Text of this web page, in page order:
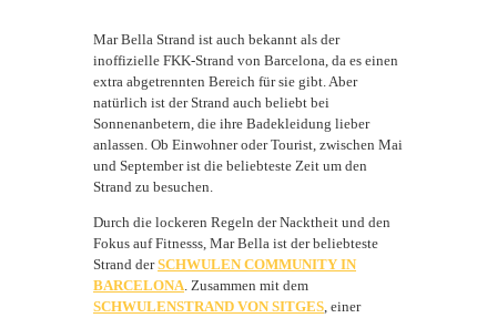
Mar Bella Strand ist auch bekannt als der
inoffizielle FKK-Strand von Barcelona, da es einen
extra abgetrennten Bereich für sie gibt. Aber
natürlich ist der Strand auch beliebt bei
Sonnenanbetern, die ihre Badekleidung lieber
anlassen. Ob Einwohner oder Tourist, zwischen Mai
und September ist die beliebteste Zeit um den
Strand zu besuchen.
Durch die lockeren Regeln der Nacktheit und den
Fokus auf Fitnesss, Mar Bella ist der beliebteste
Strand derSCHWULEN COMMUNITY IN
BARCELONA. Zusammen mit dem
SCHWULENSTRAND VON SITGES, einer